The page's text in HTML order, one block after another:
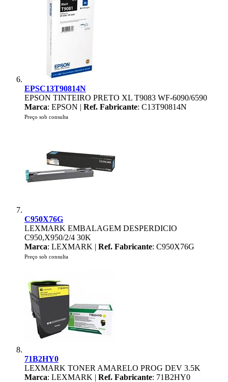
EPSC13T90814N
EPSON TINTEIRO PRETO XL T9083 WF-6090/6590
Marca: EPSON | Ref. Fabricante: C13T90814N
Preço sob consulta
C950X76G
LEXMARK EMBALAGEM DESPERDICIO
C950,X950/2/4 30K
Marca: LEXMARK | Ref. Fabricante: C950X76G
Preço sob consulta
71B2HY0
LEXMARK TONER AMARELO PROG DEV 3.5K
Marca: LEXMARK | Ref. Fabricante: 71B2HY0